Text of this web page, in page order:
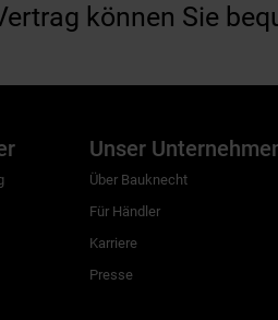
können Sie
Unser
Über Bauknecht
Für Händler
Karriere
Presse